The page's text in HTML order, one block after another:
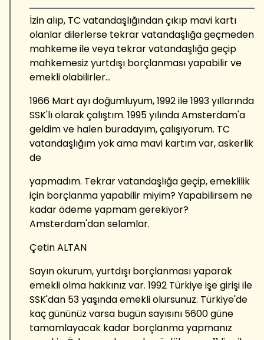
İzin alıp, TC vatandaşlığından çıkıp mavi kartı
olanlar dilerlerse tekrar vatandaşlığa geçmeden
mahkeme ile veya tekrar vatandaşlığa geçip
mahkemesiz yurtdışı borçlanması yapabilir ve
emekli olabilirler...
1966 Mart ayı doğumluyum, 1992 ile 1993 yıllarında
SSK'lı olarak çalıştım. 1995 yılında Amsterdam'a
geldim ve halen buradayım, çalışıyorum. TC
vatandaşlığım yok ama mavi kartım var, askerlik
de
yapmadım. Tekrar vatandaşlığa geçip, emeklilik
için borçlanma yapabilir miyim? Yapabilirsem ne
kadar ödeme yapmam gerekiyor?
Amsterdam'dan selamlar.
Çetin ALTAN
Sayın okurum, yurtdışı borçlanması yaparak
emekli olma hakkınız var. 1992 Türkiye işe girişi ile
SSK'dan 53 yaşında emekli olursunuz. Türkiye'de
kaç gününüz varsa bugün sayısını 5600 güne
tamamlayacak kadar borçlanma yapmanız